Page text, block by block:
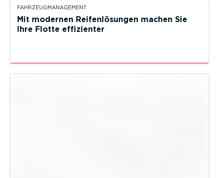
FAHRZEUGMANAGEMENT
Mit modernen Reifenlösungen machen Sie
Ihre Flotte effizienter